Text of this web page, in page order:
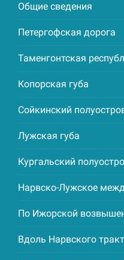
Общие сведения
Петергофская дорога
Таменгонтская
Копорская губа
Сойкинский
Лужская губа
Кургальский
Нарвско-Лужское
По Ижорской
Вдоль Нарвского